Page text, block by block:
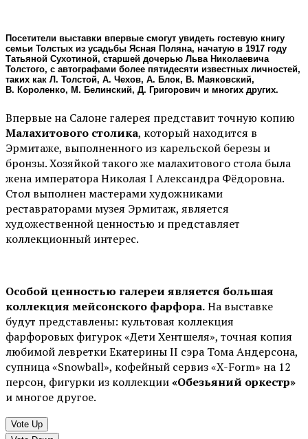
Посетители выставки впервые смогут увидеть гостевую книгу
семьи Толстых из усадьбы Ясная Поляна, начатую в 1917 году
Татьяной Сухотиной, старшей дочерью Льва Николаевича
Толстого, с автографами более пятидесяти известных личностей,
таких как Л. Толстой, А. Чехов, А. Блок, В. Маяковский,
В. Короленко, М. Белинский, Д. Григорович и многих других.
Впервые на Салоне галерея представит точную копию
Малахитового столика, который находится в
Эрмитаже, выполненного из карельской березы и
бронзы. Хозяйкой такого же малахитового стола была
жена императора Николая I Александра Фёдоровна.
Стол выполнен мастерами художниками
реставраторами музея Эрмитаж, является
художественной ценностью и представляет
коллекционный интерес.
Особой ценностью галереи является большая
коллекция мейсонского фарфора.На выставке
будут представлены: культовая коллекция
фарфоровых фигурок «Дети Хентшеля», точная копия
любимой левретки Екатерины II сэра Тома Андерсона,
супница «Snowball», кофейный сервиз «X-Form» на 12
персон, фигурки из коллекции«Обезьяний оркестр»
и многое другое.
Vote Up